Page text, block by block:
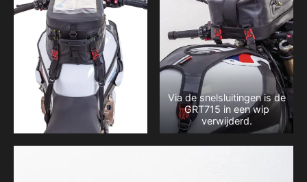
Via de snelsluitingen is de
GRT715 in een wip
verwijderd.